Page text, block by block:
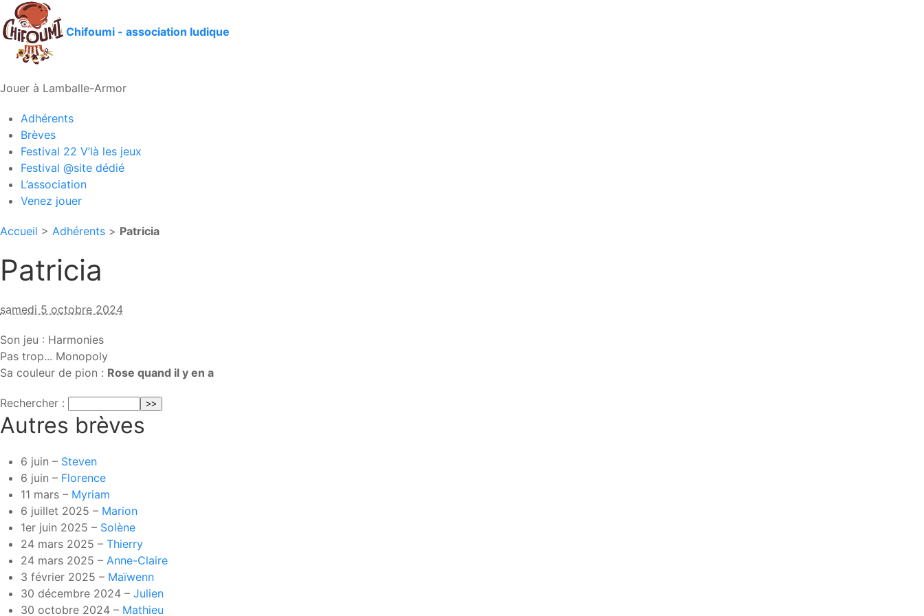
Chifoumi - association ludique
Jouer à Lamballe-Armor
Adhérents
Brèves
Festival 22 V’là les jeux
Festival @site dédié
L’association
Venez jouer
Accueil > Adhérents > Patricia
Patricia
samedi 5 octobre 2024
Son jeu : Harmonies
Pas trop... Monopoly
Sa couleur de pion : Rose quand il y en a
Rechercher :
Autres brèves
6 juin – Steven
6 juin – Florence
11 mars – Myriam
6 juillet 2025 – Marion
1er juin 2025 – Solène
24 mars 2025 – Thierry
24 mars 2025 – Anne-Claire
3 février 2025 – Maïwenn
30 décembre 2024 – Julien
30 octobre 2024 – Mathieu